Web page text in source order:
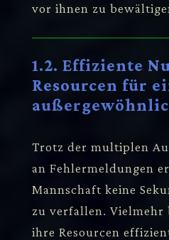
vor ihnen zu
1.2. Effiziente
Resourcen für
Trotz der multiplen
an Fehlermeldungen
Mannschaft keine
zu verfallen. Vielmehr
ihre Resourcen